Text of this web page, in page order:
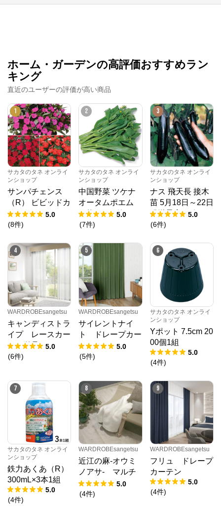
ホーム・ガーデンの高評価おすすめラン
キング
直近のユーザーの評価が高い商品
1
サカタのタネ オンライ
ンショップ
サンパチェンス
（R） ビビッドカ
ラー 3種セット 4
月6日～10日発送
株）1組
5.0
(8件)
2
サカタのタネ オンライ
ンショップ
中国野菜 ツケナ
オータムポエム
（約19000粒） 1
dL 袋
5.0
(7件)
3
サカタのタネ オンライ
ンショップ
ナス 飛天長 接木
苗 5月18日～22日
発送予定 6ポット
1組
5.0
(6件)
4
WARDROBEsangetsu
キャンディストラ
イプ レースカー
テン単品
5.0
(6件)
5
WARDROBEsangetsu
サイレントナイ
ト ドレープカー
テン
5.0
(5件)
6
サカタのタネ オンライ
ンショップ
Yポット 7.5cm 20
00個1組
5.0
(4件)
7
サカタのタネ オンライ
ンショップ
鉄力あくあ（R）
300mL×3本1組
5.0
(4件)
8
WARDROBEsangetsu
近江の麻-オウミ
ノアサ- マルチ
カバー
5.0
(4件)
9
WARDROBEsangetsu
フリュ ドレープ
カーテン
5.0
(4件)
サカタのタネ オンラインショップ